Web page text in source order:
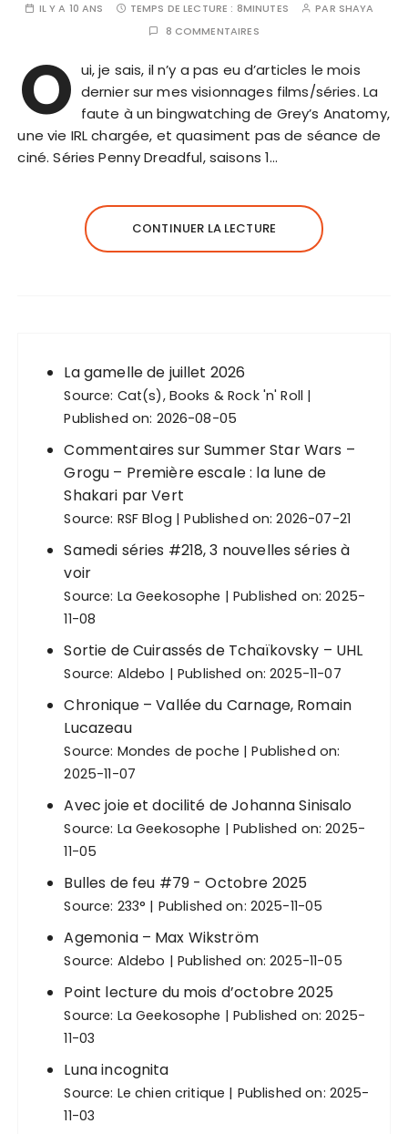
IL Y A 10 ANS TEMPS DE LECTURE : 8MINUTES PAR SHAYA
8 COMMENTAIRES
O ui, je sais, il n’y a pas eu d’articles le mois
dernier sur mes visionnages films/séries. La
faute à un bingwatching de Grey’s Anatomy,
une vie IRL chargée, et quasiment pas de séance de
ciné. Séries Penny Dreadful, saisons 1…
CONTINUER LA LECTURE
La gamelle de juillet 2026
Source: Cat(s), Books & Rock 'n' Roll
Published on: 2026-08-05
Commentaires sur Summer Star Wars –
Grogu – Première escale : la lune de
Shakari par Vert
Source: RSF Blog Published on: 2026-07-21
Samedi séries #218, 3 nouvelles séries à
voir
Source: La Geekosophe
Published on: 2025-
11-08
Sortie de Cuirassés de Tchaïkovsky – UHL
Source: Aldebo Published on: 2025-11-07
Chronique – Vallée du Carnage, Romain
Lucazeau
Source: Mondes de poche
Published on:
2025-11-07
Avec joie et docilité de Johanna Sinisalo
Source: La Geekosophe
Published on: 2025-
11-05
Bulles de feu #79 - Octobre 2025
Source: 233° Published on: 2025-11-05
Agemonia – Max Wikström
Source: Aldebo Published on: 2025-11-05
Point lecture du mois d’octobre 2025
Source: La Geekosophe
Published on: 2025-
11-03
Luna incognita
Source: Le chien critique
Published on: 2025-
11-03